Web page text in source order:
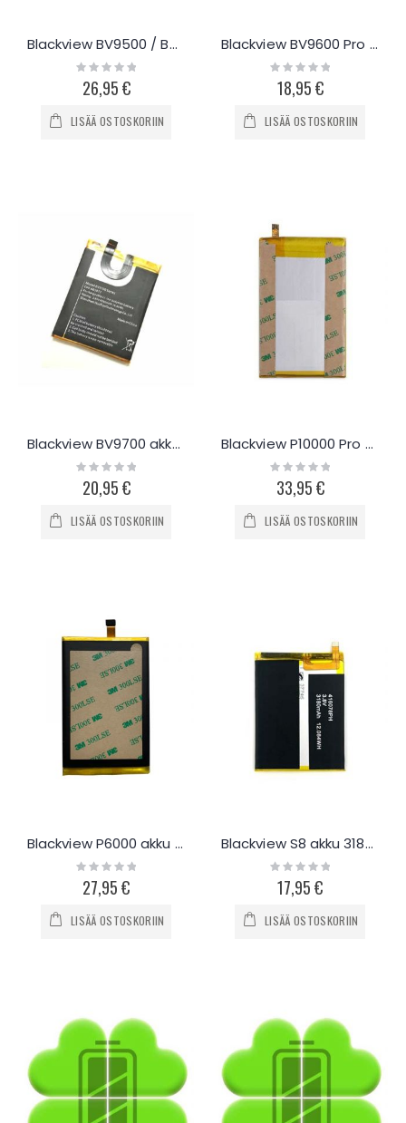
Blackview BV9500 / BV9500 Pro akku 10000mAh
Rating:
0%
26,95 €
LISÄÄ OSTOSKORIIN
Blackview BV9600 Pro akku 5580mAh
Rating:
0%
18,95 €
LISÄÄ OSTOSKORIIN
Blackview BV9700 akku 4380mAh
Rating:
0%
20,95 €
LISÄÄ OSTOSKORIIN
Blackview P10000 Pro akku 11000mAh
Rating:
0%
33,95 €
LISÄÄ OSTOSKORIIN
Blackview P6000 akku 6180mAh
Rating:
0%
27,95 €
LISÄÄ OSTOSKORIIN
Blackview S8 akku 3180mAh
Rating:
0%
17,95 €
LISÄÄ OSTOSKORIIN